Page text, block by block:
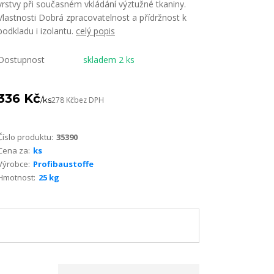
při současném vkládání výztužné tkaniny.
Dobrá zpracovatelnost a přídržnost k
i izolantu. celý popis
skladem 2 ks
Kč/ks278 Kčbez DPH
produktu: 35390
za: ks
Profibaustoffe
25 kg